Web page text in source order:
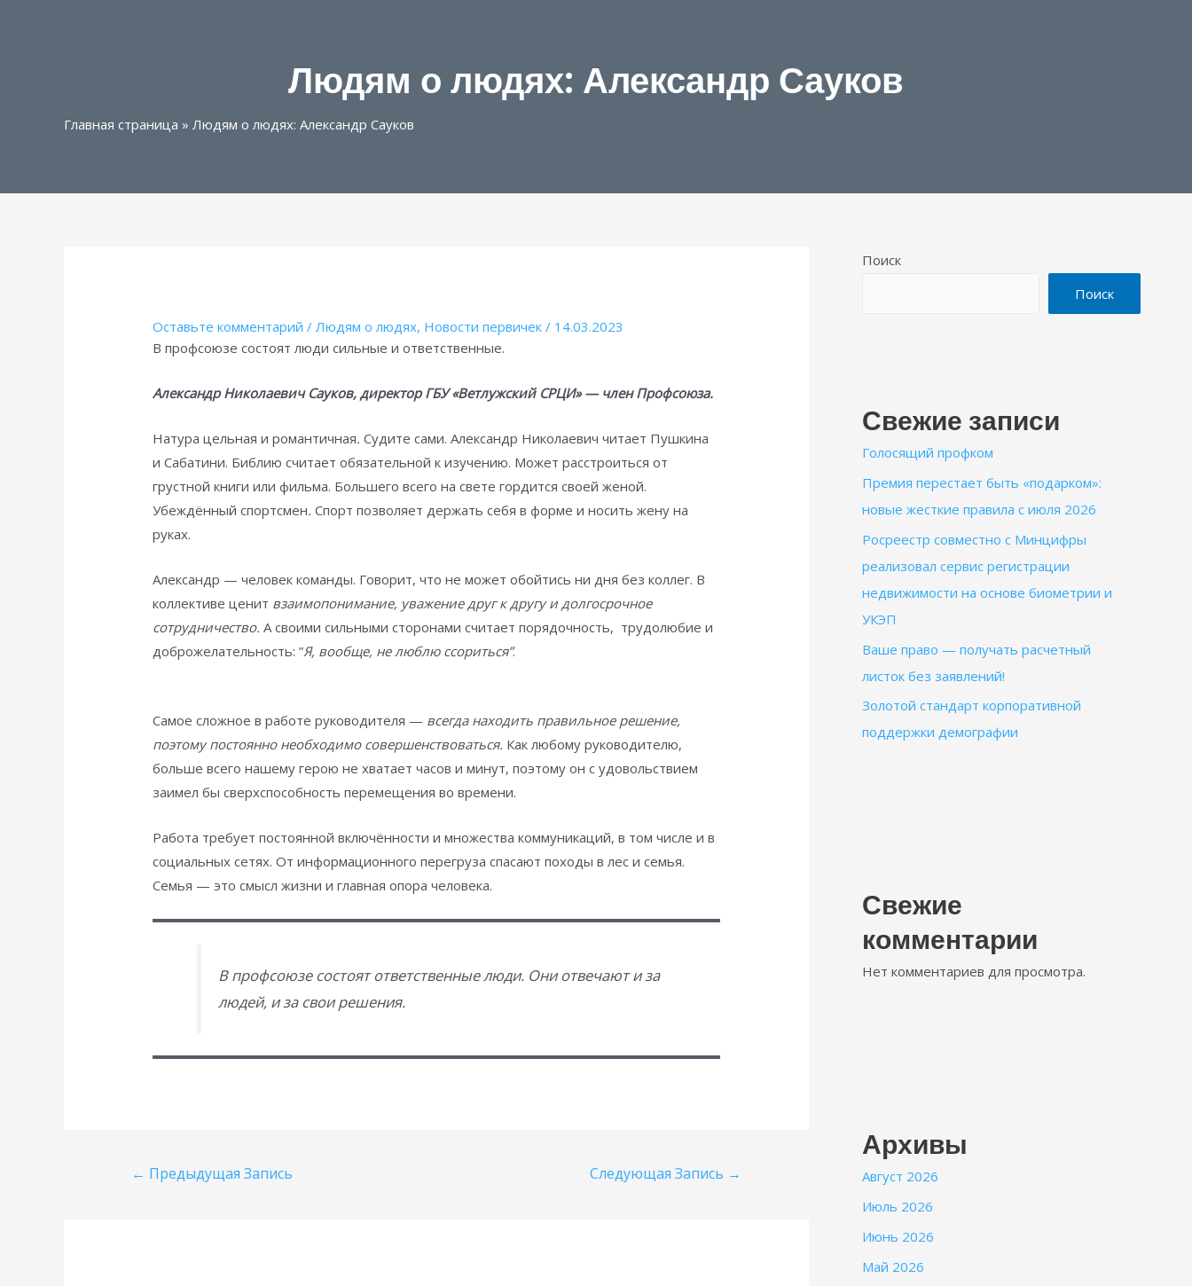
Людям о людях: Александр Сауков
Главная страница » Людям о людях: Александр Сауков
Оставьте комментарий /Людям о людях, Новости первичек / 14.03.2023
В профсоюзе состоят люди сильные и ответственные.
Александр Николаевич Сауков, директор ГБУ «Ветлужский СРЦИ» — член Профсоюза.
Натура цельная и романтичная. Судите сами. Александр Николаевич читает Пушкина
и Сабатини. Библию считает обязательной к изучению. Может расстроиться от
грустной книги или фильма. Большего всего на свете гордится своей женой.
Убеждённый спортсмен. Спорт позволяет держать себя в форме и носить жену на
руках.
Александр — человек команды. Говорит, что не может обойтись ни дня без коллег. В
коллективе ценит взаимопонимание, уважение друг к другу и долгосрочное
сотрудничество.А своими сильными сторонами считает порядочность, трудолюбие и
доброжелательность: ”Я, вообще, не люблю ссориться”.
Самое сложное в работе руководителя — всегда находить правильное решение,
поэтому постоянно необходимо совершенствоваться. Как любому руководителю,
больше всего нашему герою не хватает часов и минут, поэтому он с удовольствием
заимел бы сверхспособность перемещения во времени.
Работа требует постоянной включённости и множества коммуникаций, в том числе и в
социальных сетях. От информационного перегруза спасают походы в лес и семья.
Семья — это смысл жизни и главная опора человека.
В профсоюзе состоят ответственные люди. Они отвечают и за
людей, и за свои решения.
Навигация
← Предыдущая Запись Следующая Запись →
Поиск
Поиск
Свежие записи
Голосящий профком
Премия перестает быть «подарком»:
новые жесткие правила с июля 2026
Росреестр совместно с Минцифры
реализовал сервис регистрации
недвижимости на основе биометрии и
УКЭП
Ваше право — получать расчетный
листок без заявлений!
Золотой стандарт корпоративной
поддержки демографии
Свежие
комментарии
Нет комментариев для просмотра.
Архивы
Август 2026
Июль 2026
Июнь 2026
Май 2026